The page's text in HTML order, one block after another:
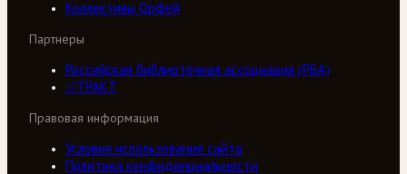
Коллективы Орфей
Партнеры
Российская библиотечная ассоциация (РБА)
///ТРАКТ
Правовая информация
Условия использования сайта
Политика конфиденциальности